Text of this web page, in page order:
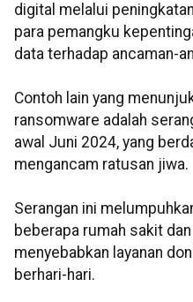
digital melalui
para pemangku
data terhadap ancaman-
Contoh lain yang
ransomware adalah
awal Juni 2024, yang
mengancam ratusan jiwa.
Serangan ini
beberapa rumah sakit
menyebabkan layanan
berhari-hari.